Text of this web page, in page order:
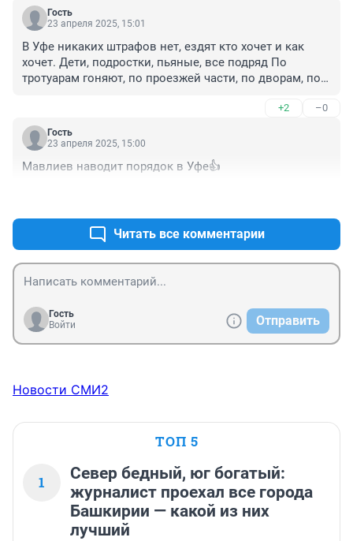
Гость
23 апреля 2025, 15:01
В Уфе никаких штрафов нет, ездят кто хочет и как
хочет. Дети, подростки, пьяные, все подряд По
тротуарам гоняют, по проезжей части, по дворам, по
+2 –0
Гость
23 апреля 2025, 15:00
Мавлиев наводит порядок в Уфе👍
Читать все комментарии
Гость
Войти
Отправить
Новости СМИ2
ТОП 5
1
Север бедный, юг богатый:
журналист проехал все города
Башкирии — какой из них
лучший